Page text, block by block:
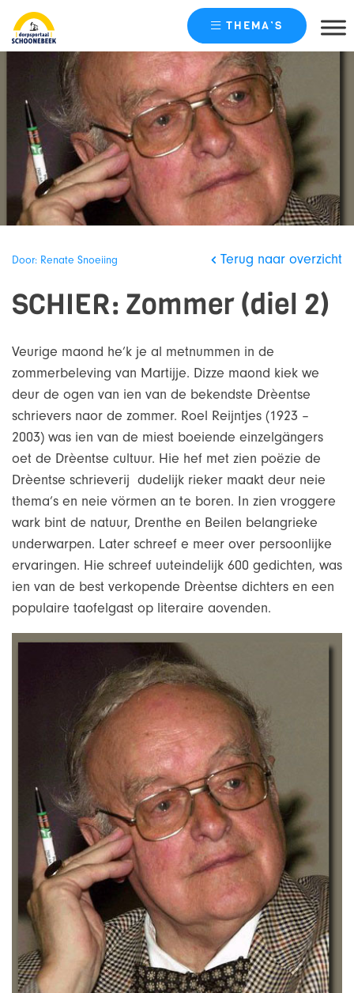
content
THEMA’S
Door: Renate Snoeiing Terug naar overzicht
SCHIER: Zommer (diel 2)
Veurige maond he’k je al metnummen in de
zommerbeleving van Martijje. Dizze maond kiek we
deur de ogen van ien van de bekendste Drèentse
schrievers naor de zommer. Roel Reijntjes (1923 –
2003) was ien van de miest boeiende einzelgängers
oet de Drèentse cultuur. Hie hef met zien poëzie de
Drèentse schrieverij dudelijk rieker maakt deur neie
thema’s en neie vörmen an te boren. In zien vroggere
wark bint de natuur, Drenthe en Beilen belangrieke
underwarpen. Later schreef e meer over persoonlijke
ervaringen. Hie schreef uuteindelijk 600 gedichten, was
ien van de best verkopende Drèentse dichters en een
populaire taofelgast op literaire aovenden.